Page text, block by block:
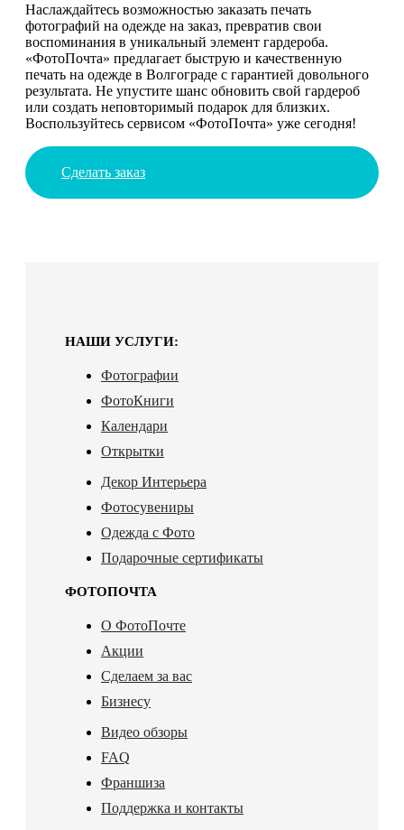
Наслаждайтесь возможностью заказать печать
фотографий на одежде на заказ, превратив свои
воспоминания в уникальный элемент гардероба.
«ФотоПочта» предлагает быструю и качественную
печать на одежде в Волгограде с гарантией довольного
результата. Не упустите шанс обновить свой гардероб
или создать неповторимый подарок для близких.
Воспользуйтесь сервисом «ФотоПочта» уже сегодня!
Сделать заказ
НАШИ УСЛУГИ:
Фотографии
ФотоКниги
Календари
Открытки
Декор Интерьера
Фотосувениры
Одежда с Фото
Подарочные сертификаты
ФОТОПОЧТА
О ФотоПочте
Акции
Сделаем за вас
Бизнесу
Видео обзоры
FAQ
Франшиза
Поддержка и контакты